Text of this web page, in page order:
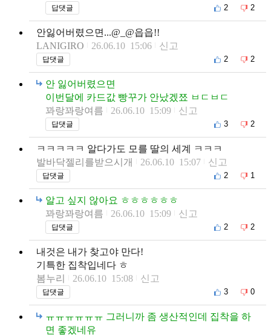
답댓글 2 2
안잃어버렸으면...@_@읍읍!!
LANIGIRO
26.06.10 15:06 신고
답댓글 2 2
안 잃어버렸으면
이번달에 카드값 빵꾸가 안났겠쬬 ㅂㄷㅂㄷ
꽈랑꽈랑여름
26.06.10 15:09 신고
답댓글 3 2
ㅋㅋㅋㅋㅋ 알다가도 모를 딸의 세계 ㅋㅋㅋ
발바닥젤리를받으시개
26.06.10 15:07 신고
답댓글 2 1
알고 싶지 않아요 ㅎㅎㅎㅎㅎㅎ
꽈랑꽈랑여름
26.06.10 15:09 신고
답댓글 2 2
내것은 내가 찾고야 만다!
기특한 집착입네다 ㅎ
봄누리
26.06.10 15:08 신고
답댓글 3 0
ㅠㅠㅠㅠㅠㅠ 그러니까 좀 생산적인데 집착을 하
면 좋겠네유